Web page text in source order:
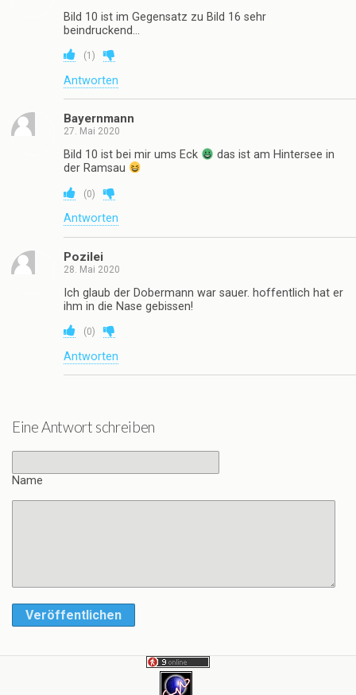
Bild 10 ist im Gegensatz zu Bild 16 sehr
beindruckend…
(1 )
Antworten
Bayernmann
27. Mai 2020
Bild 10 ist bei mir ums Eck
das ist am Hintersee in
der Ramsau
(0)
Antworten
Pozilei
28. Mai 2020
Ich glaub der Dobermann war sauer. hoffentlich hat er
ihm in die Nase gebissen!
(0)
Antworten
Eine Antwort schreiben
Name
Veröffentlichen